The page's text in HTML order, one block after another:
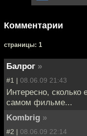
Комментарии
cтраницы: 1
Балрог »
#1 | 08.06.09 21:43
Интересно,
самом фильме...
Kombrig »
#2 | 08.06.09 22:14